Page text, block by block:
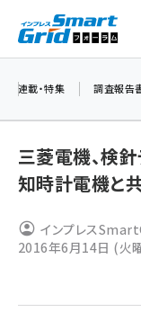
ン
新井 (358)
新井宏征
連載・特集 調査報告
三菱電機、検
知時計電機と
インプレス
2016年6月14日 (火